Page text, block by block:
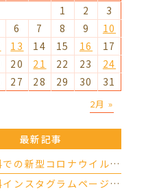
2月 »
1 2
3
6 7 8 9
10
13 14 15 16
17
20 21 22 23
24
27 28 29 30 31
最新記事
とむ歯科での新型コロナウイルスの対応について（4/17更新）
とむ歯科インスタグラムページができました